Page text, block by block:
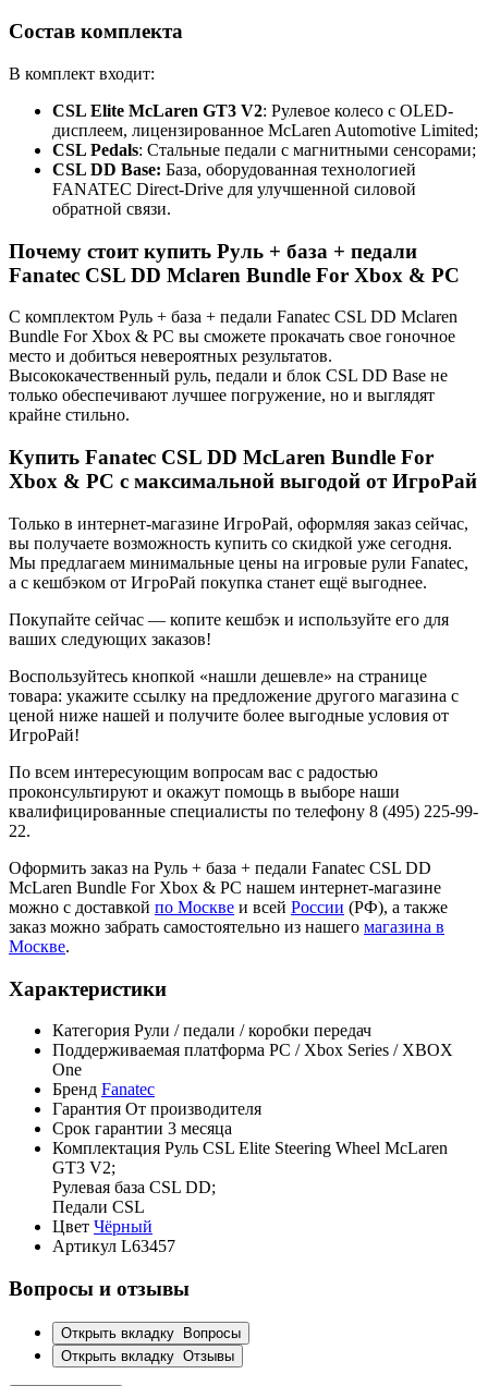
Состав комплекта
В комплект входит:
CSL Elite McLaren GT3 V2: Рулевое колесо с OLED-
дисплеем, лицензированное McLaren Automotive Limited;
CSL Pedals: Стальные педали с магнитными сенсорами;
CSL DD Base: База, оборудованная технологией
FANATEC Direct-Drive для улучшенной силовой
обратной связи.
Почему стоит купить Руль + база + педали
Fanatec CSL DD Mclaren Bundle For Xbox & PC
С комплектом Руль + база + педали Fanatec CSL DD Mclaren
Bundle For Xbox & PC вы сможете прокачать свое гоночное
место и добиться невероятных результатов.
Высококачественный руль, педали и блок CSL DD Base не
только обеспечивают лучшее погружение, но и выглядят
крайне стильно.
Купить Fanatec CSL DD McLaren Bundle For
Xbox & PC с максимальной выгодой от ИгроРай
Только в интернет-магазине ИгроРай, оформляя заказ сейчас,
вы получаете возможность купить со скидкой уже сегодня.
Мы предлагаем минимальные цены на игровые рули Fanatec,
а с кешбэком от ИгроРай покупка станет ещё выгоднее.
Покупайте сейчас — копите кешбэк и используйте его для
ваших следующих заказов!
Воспользуйтесь кнопкой «нашли дешевле» на странице
товара: укажите ссылку на предложение другого магазина с
ценой ниже нашей и получите более выгодные условия от
ИгроРай!
По всем интересующим вопросам вас с радостью
проконсультируют и окажут помощь в выборе наши
квалифицированные специалисты по телефону 8 (495) 225-99-
22.
Оформить заказ на Руль + база + педали Fanatec CSL DD
McLaren Bundle For Xbox & PC нашем интернет-магазине
можно с доставкой по Москве и всей России (РФ), а также
заказ можно забрать самостоятельно из нашего магазина в
Москве.
Характеристики
Категория Рули / педали / коробки передач
Поддерживаемая платформа PC / Xbox Series / XBOX
One
Бренд Fanatec
Гарантия От производителя
Срок гарантии 3 месяца
Комплектация Руль CSL Elite Steering Wheel McLaren
GT3 V2;
Рулевая база CSL DD;
Педали CSL
Цвет Чёрный
Артикул L63457
Вопросы и отзывы
Открыть вкладку
Вопросы
Открыть вкладку Отзывы